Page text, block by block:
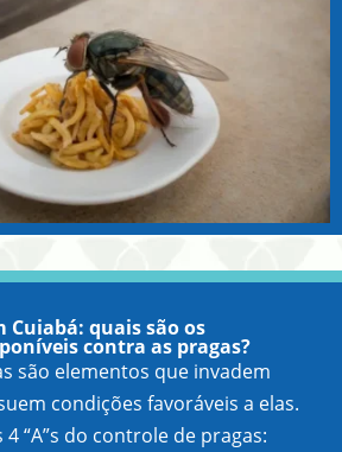
Cuiabá: quais são os
contra as pragas?
são elementos que invadem
condições favoráveis a elas.
“A”s do controle de pragas: